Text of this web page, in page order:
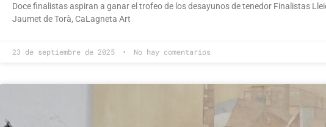
Doce finalistas aspiran a ganar el trofeo de los desayunos de tenedor Finalistas
Jaumet de Torà, CaLagneta Art
23 de septiembre de 2025 No hay comentarios